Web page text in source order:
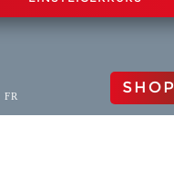
FR SHOP